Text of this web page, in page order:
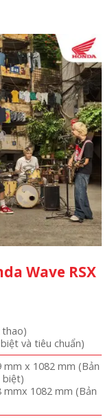
Wave RSX
thao)
và tiêu chuẩn)
mm x 1082 mm (Bản
biệt)
mmx 1082 mm (Bản